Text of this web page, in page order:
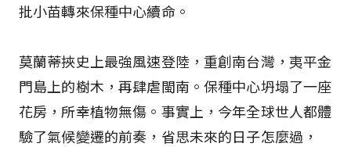
批小苗轉來保種中心續命。
莫蘭蒂挾史上最強風速登陸，重創南台灣，夷平金
門島上的樹木，再肆虐閩南。保種中心坍塌了一座
花房，所幸植物無傷。事實上，今年全球世人都體
驗了氣候變遷的前奏，省思未來的日子怎麼過，